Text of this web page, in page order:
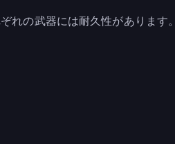
れの武器には耐久性があります。